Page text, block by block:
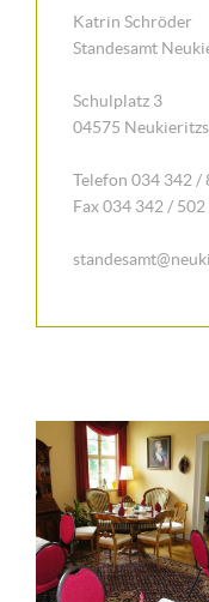
Katrin Schröder
Standesamt
Schulplatz 3
04575
Telefon 034 342 /
Fax 034 342 / 502